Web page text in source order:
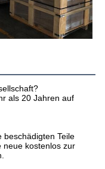
als 20 Jahren auf
beschädigten Teile
neue kostenlos zur